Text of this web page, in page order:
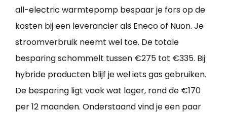
all-electric warmtepomp bespaar je fors op de
kosten bij een leverancier als Eneco of Nuon. Je
stroomverbruik neemt wel toe. De totale
besparing schommelt tussen €275 tot €335. Bij
hybride producten blijf je wel iets gas gebruiken.
De besparing ligt vaak wat lager, rond de €170
per 12 maanden. Onderstaand vind je een paar